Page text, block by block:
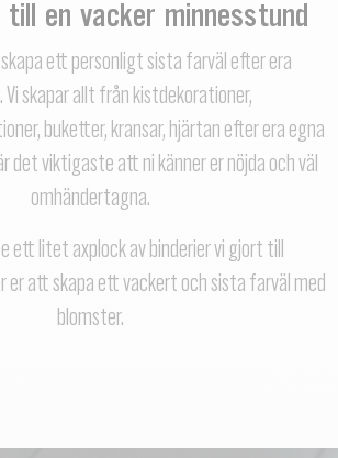
en vacker minnesstund
ett personligt sista farväl efter era
Vi skapar allt från kistdekorationer,
buketter, kransar, hjärtan efter era egna
det viktigaste att ni känner er nöjda och väl
omhändertagna.
ett litet axplock av binderier vi gjort till
er att skapa ett vackert och sista farväl med
blomster.